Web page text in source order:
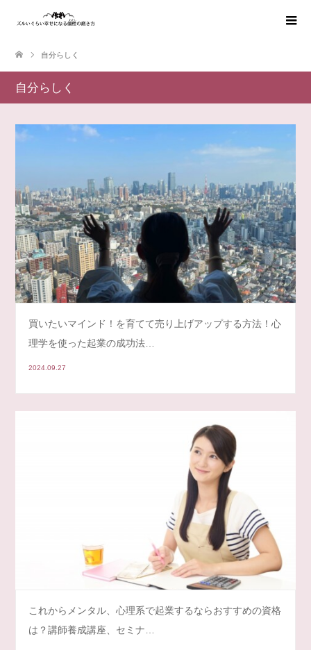
自分らしく
自分らしく
買いたいマインド！を育てて売り上げアップする方法！心
理学を使った起業の成功法…
2024.09.27
これからメンタル、心理系で起業するならおすすめの資格
は？講師養成講座、セミナ…